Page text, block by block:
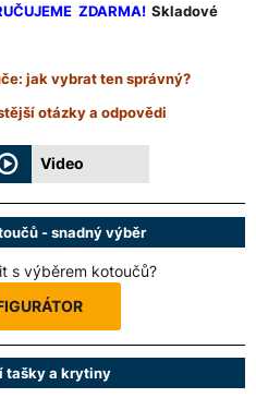
ZDARMA! Skladové
jak vybrat ten správný?
otázky a odpovědi
Video
- snadný výběr
s výběrem kotoučů?
tašky a krytiny